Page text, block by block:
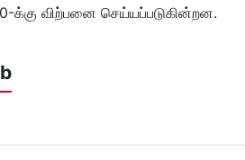
க்கு விற்பனை செய்யப்படுகின்றன.